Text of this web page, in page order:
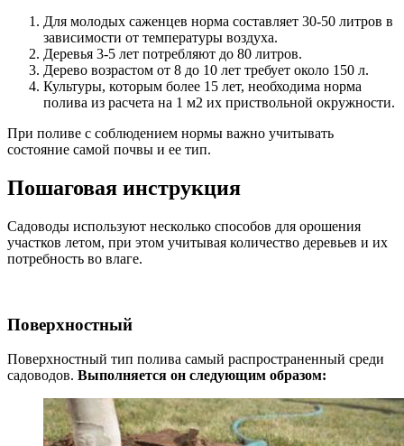
Для молодых саженцев норма составляет 30-50 литров в
зависимости от температуры воздуха.
Деревья 3-5 лет потребляют до 80 литров.
Дерево возрастом от 8 до 10 лет требует около 150 л.
Культуры, которым более 15 лет, необходима норма
полива из расчета на 1 м2 их приствольной окружности.
При поливе с соблюдением нормы важно учитывать
состояние самой почвы и ее тип.
Пошаговая инструкция
Садоводы используют несколько способов для орошения
участков летом, при этом учитывая количество деревьев и их
потребность во влаге.
Поверхностный
Поверхностный тип полива самый распространенный среди
садоводов. Выполняется он следующим образом: